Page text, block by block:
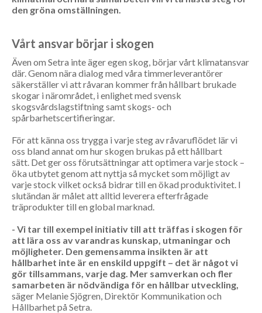
den gröna omställningen.
Vårt ansvar börjar i skogen
Även om Setra inte äger egen skog, börjar vårt klimatansvar
där. Genom nära dialog med våra timmerleverantörer
säkerställer vi att råvaran kommer från hållbart brukade
skogar i närområdet, i enlighet med svensk
skogsvårdslagstiftning samt skogs- och
spårbarhetscertifieringar.
För att känna oss trygga i varje steg av råvaruflödet lär vi
oss bland annat om hur skogen brukas på ett hållbart
sätt. Det ger oss förutsättningar att optimera varje stock –
öka utbytet genom att nyttja så mycket som möjligt av
varje stock vilket också bidrar till en ökad produktivitet. I
slutändan är målet att alltid leverera efterfrågade
träprodukter till en global marknad.
- Vi tar till exempel initiativ till att träffas i skogen för
att lära oss av varandras kunskap, utmaningar och
möjligheter. Den gemensamma insikten är att
hållbarhet inte är en enskild uppgift – det är något vi
gör tillsammans, varje dag. Mer samverkan och fler
samarbeten är nödvändiga för en hållbar utveckling,
säger Melanie Sjögren, Direktör Kommunikation och
Hållbarhet på Setra.